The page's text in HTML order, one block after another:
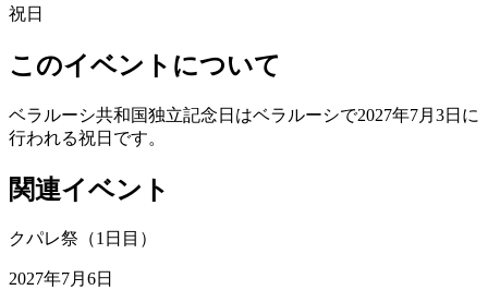
祝日
このイベントについて
ベラルーシ共和国独立記念日はベラルーシで2027年7月3日に
行われる祝日です。
関連イベント
クパレ祭（1日目）
2027年7月6日